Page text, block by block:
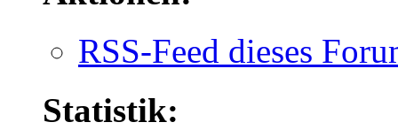
RSS-Feed dieses
Statistik: